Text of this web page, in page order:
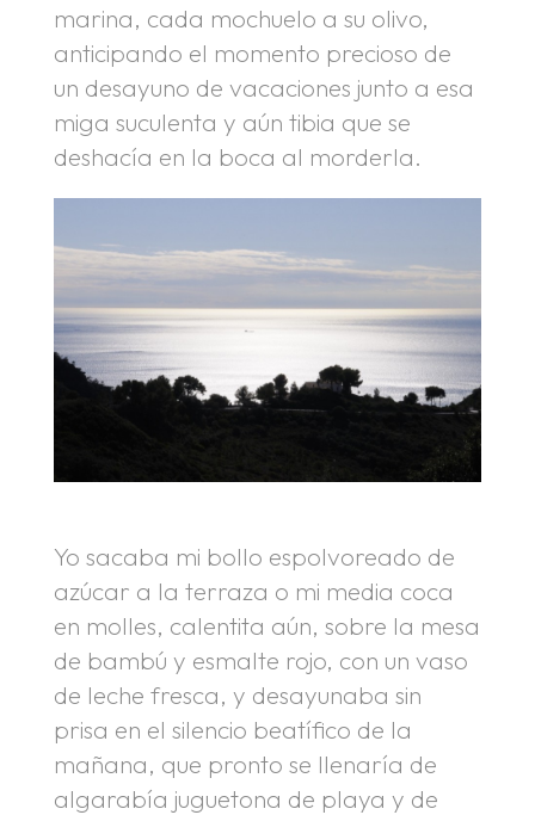
marina, cada mochuelo a su olivo,
anticipando el momento precioso de
un desayuno de vacaciones junto a esa
miga suculenta y aún tibia que se
deshacía en la boca al morderla.
Yo sacaba mi bollo espolvoreado de
azúcar a la terraza o mi media coca
en molles, calentita aún, sobre la mesa
de bambú y esmalte rojo, con un vaso
de leche fresca, y desayunaba sin
prisa en el silencio beatífico de la
mañana, que pronto se llenaría de
algarabía juguetona de playa y de